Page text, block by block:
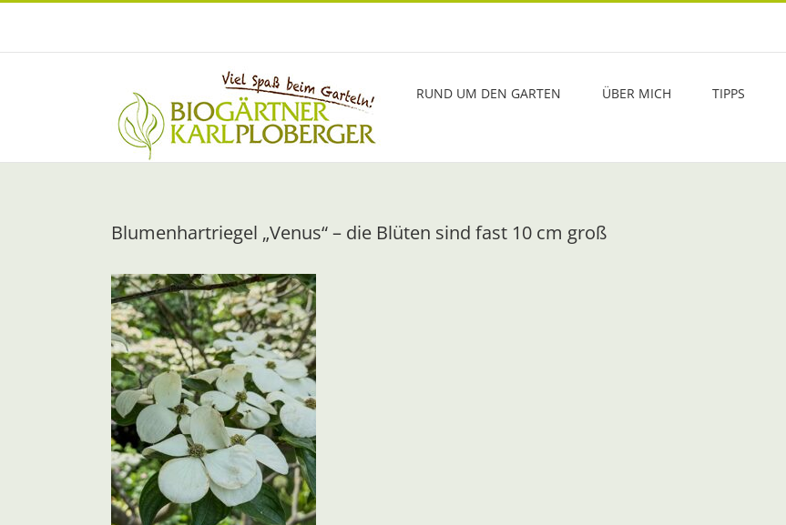
Zum
RUND UM DEN GARTEN ÜBER MICH TIPPS
Blumenhartriegel „Venus“ – die Blüten sind fast 10 cm groß